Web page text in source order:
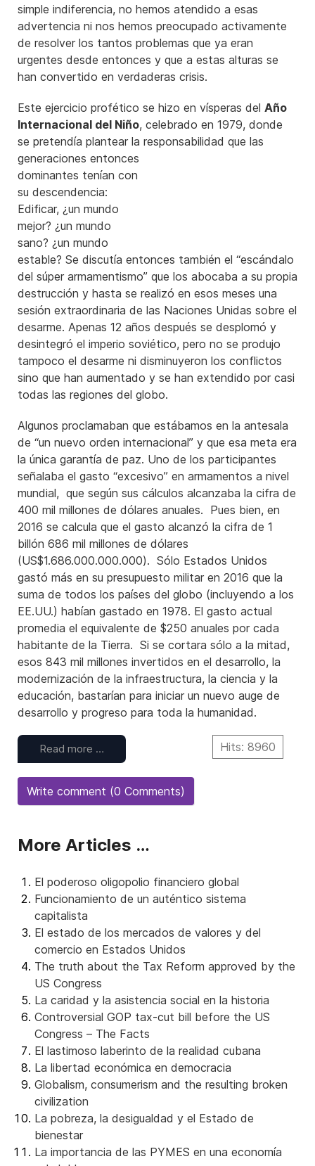
simple indiferencia, no hemos atendido a esas
advertencia ni nos hemos preocupado activamente
de resolver los tantos problemas que ya eran
urgentes desde entonces y que a estas alturas se
han convertido en verdaderas crisis.
Este ejercicio profético se hizo en vísperas del Año
Internacional del Niño, celebrado en 1979, donde
se pretendía plantear la responsabilidad que las
generaciones entonces
dominantes tenían con
su descendencia:
Edificar, ¿un mundo
mejor? ¿un mundo
sano? ¿un mundo
estable? Se discutía entonces también el “escándalo
del súper armamentismo” que los abocaba a su propia
destrucción y hasta se realizó en esos meses una
sesión extraordinaria de las Naciones Unidas sobre el
desarme. Apenas 12 años después se desplomó y
desintegró el imperio soviético, pero no se produjo
tampoco el desarme ni disminuyeron los conflictos
sino que han aumentado y se han extendido por casi
todas las regiones del globo.
Algunos proclamaban que estábamos en la antesala
de “un nuevo orden internacional” y que esa meta era
la única garantía de paz. Uno de los participantes
señalaba el gasto “excesivo” en armamentos a nivel
mundial, que según sus cálculos alcanzaba la cifra de
400 mil millones de dólares anuales. Pues bien, en
2016 se calcula que el gasto alcanzó la cifra de 1
billón 686 mil millones de dólares
(US$1.686.000.000.000). Sólo Estados Unidos
gastó más en su presupuesto militar en 2016 que la
suma de todos los países del globo (incluyendo a los
EE.UU.) habían gastado en 1978. El gasto actual
promedia el equivalente de $250 anuales por cada
habitante de la Tierra. Si se cortara sólo a la mitad,
esos 843 mil millones invertidos en el desarrollo, la
modernización de la infraestructura, la ciencia y la
educación, bastarían para iniciar un nuevo auge de
desarrollo y progreso para toda la humanidad.
Read more … Hits: 8960
Write comment (0 Comments)
More Articles …
El poderoso oligopolio financiero global
Funcionamiento de un auténtico sistema
capitalista
El estado de los mercados de valores y del
comercio en Estados Unidos
The truth about the Tax Reform approved by the
US Congress
La caridad y la asistencia social en la historia
Controversial GOP tax-cut bill before the US
Congress – The Facts
El lastimoso laberinto de la realidad cubana
La libertad económica en democracia
Globalism, consumerism and the resulting broken
civilization
La pobreza, la desigualdad y el Estado de
bienestar
La importancia de las PYMES en una economía